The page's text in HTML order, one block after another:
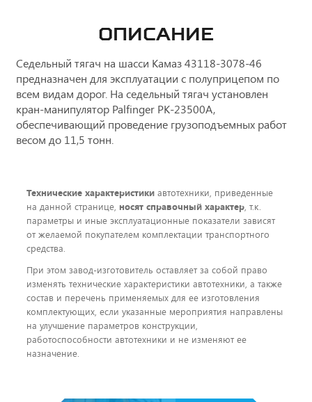
ОПИСАНИЕ
Седельный тягач на шасси Камаз 43118-3078-46
предназначен для эксплуатации с полуприцепом по
всем видам дорог. На седельный тягач установлен
кран-манипулятор Palfinger PK-23500А,
обеспечивающий проведение грузоподъемных работ
весом до 11,5 тонн.
Технические характеристики автотехники, приведенные
на данной странице, носят справочный характер, т.к.
параметры и иные эксплуатационные показатели зависят
от желаемой покупателем комплектации транспортного
средства.
При этом завод-изготовитель оставляет за собой право
изменять технические характеристики автотехники, а также
состав и перечень применяемых для ее изготовления
комплектующих, если указанные мероприятия направлены
на улучшение параметров конструкции,
работоспособности автотехники и не изменяют ее
назначение.